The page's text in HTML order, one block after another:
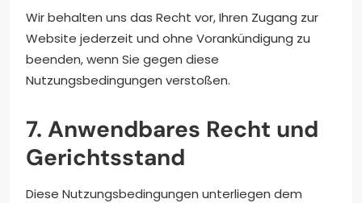
Wir behalten uns das Recht vor, Ihren Zugang zur
Website jederzeit und ohne Vorankündigung zu
beenden, wenn Sie gegen diese
Nutzungsbedingungen verstoßen.
7. Anwendbares Recht und
Gerichtsstand
Diese Nutzungsbedingungen unterliegen dem